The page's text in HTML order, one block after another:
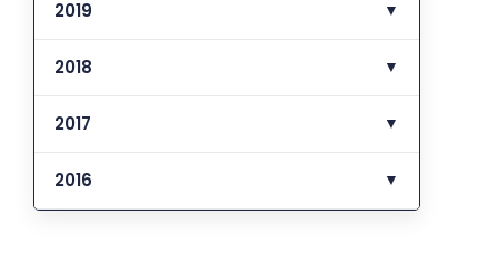
2019 ▼
2018 ▼
2017 ▼
2016 ▼